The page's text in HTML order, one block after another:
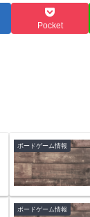
Pocket
ボードゲーム情報
ボードゲーム情報